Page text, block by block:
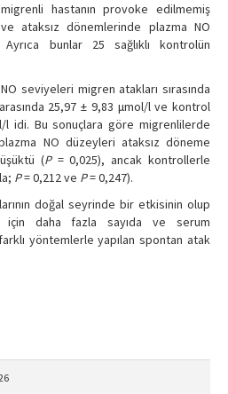
hastanın provoke edilmemiş
ataksız dönemlerinde plazma NO
bunlar 25 sağlıklı kontrolün
seviyeleri migren atakları sırasında
25,97 ± 9,83 μmol/l ve kontrol
l idi. Bu sonuçlara göre migrenlilerde
NO düzeyleri ataksız döneme
(P= 0,025), ancak kontrollerle
P= 0,212 ve P= 0,247).
doğal seyrinde bir etkisinin olup
için daha fazla sayıda ve serum
yöntemlerle yapılan spontan atak